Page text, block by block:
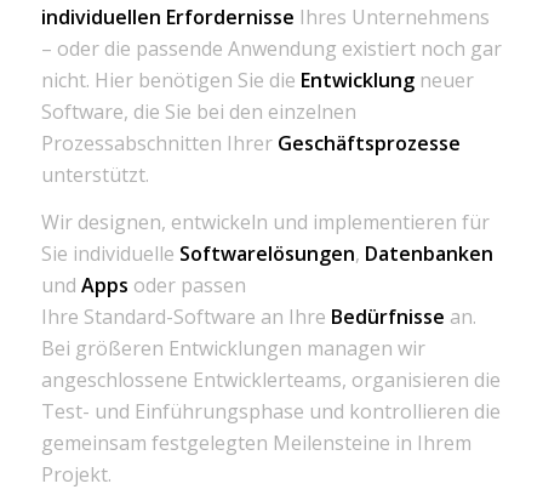
individuellen Erfordernisse Ihres Unternehmens
– oder die passende Anwendung existiert noch gar
nicht. Hier benötigen Sie die Entwicklungneuer
Software, die Sie bei den einzelnen
Prozessabschnitten Ihrer Geschäftsprozesse
unterstützt.
Wir designen, entwickeln und implementieren für
Sie individuelle Softwarelösungen, Datenbanken
und Apps oder passen
Ihre Standard-Software an Ihre Bedürfnisse an.
Bei größeren Entwicklungen managen wir
angeschlossene Entwicklerteams, organisieren die
Test- und Einführungsphase und kontrollieren die
gemeinsam festgelegten Meilensteine in Ihrem
Projekt.